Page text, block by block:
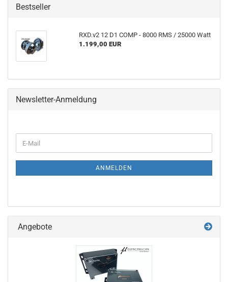
Bestseller
RXD.v2 12 D1 COMP - 8000 RMS / 25000 Watt
1.199,00 EUR
Newsletter-Anmeldung
ZUR
E-
Mail
ANMELDEN
Angebote